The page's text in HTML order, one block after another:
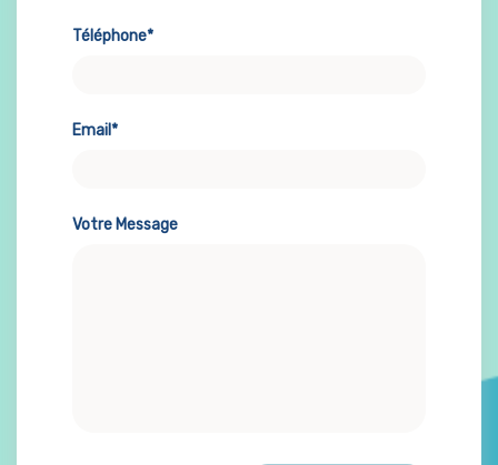
Téléphone*
Email*
Votre Message